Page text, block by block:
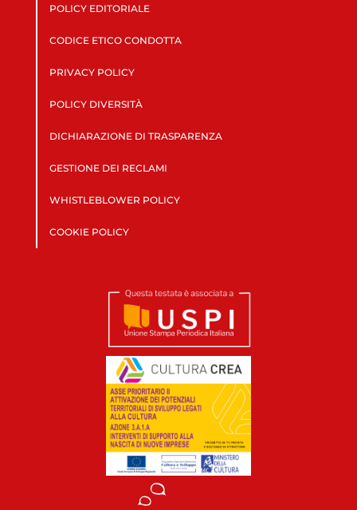
POLICY EDITORIALE
CODICE ETICO CONDOTTA
PRIVACY POLICY
POLICY DIVERSITÀ
DICHIARAZIONE DI TRASPARENZA
GESTIONE DEI RECLAMI
WHISTLEBLOWER POLICY
COOKIE POLICY